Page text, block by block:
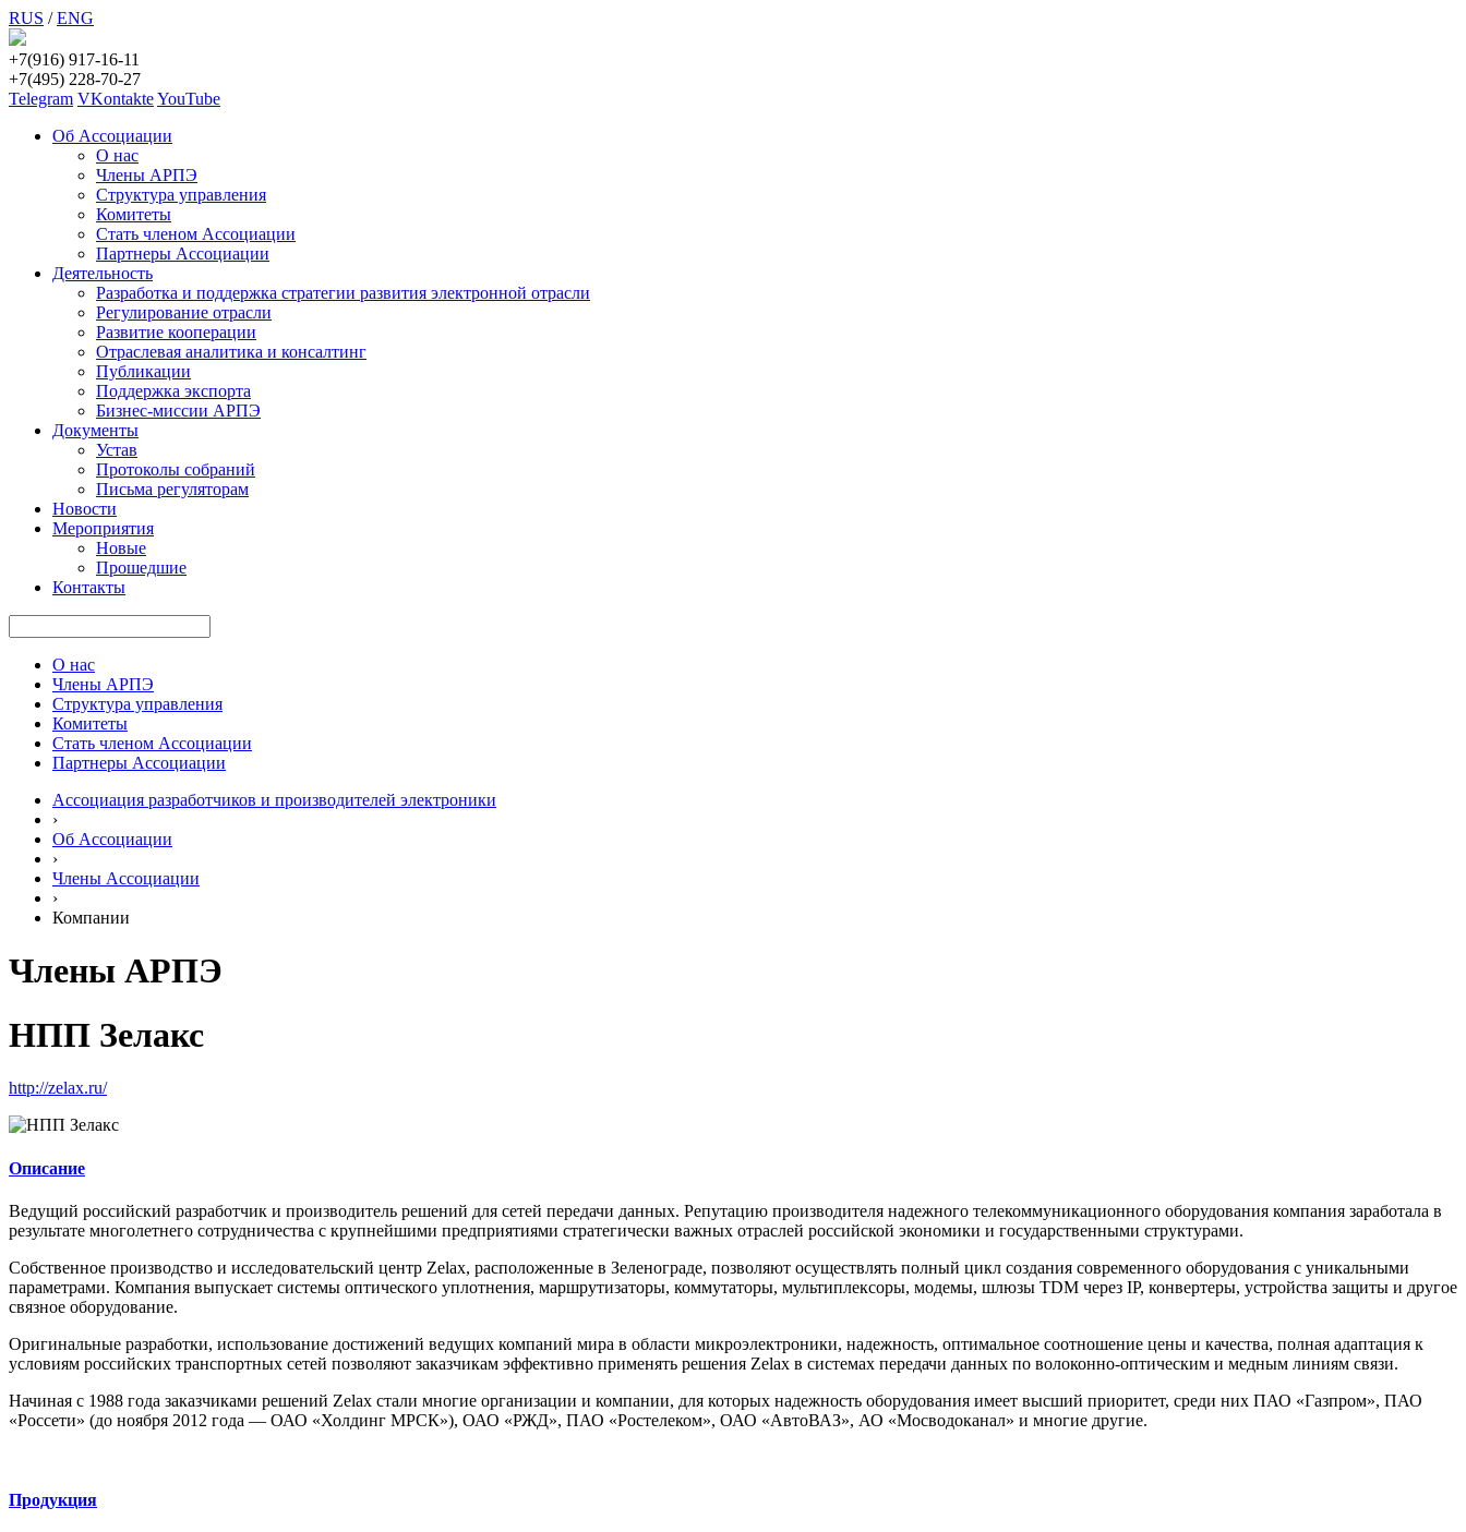
RUS /ENG
+7(916) 917-16-11
+7(495) 228-70-27
Telegram VKontakteYouTube
Об Ассоциации
О нас
Члены АРПЭ
Структура управления
Комитеты
Стать членом Ассоциации
Партнеры Ассоциации
Деятельность
Разработка и поддержка стратегии развития электронной отрасли
Регулирование отрасли
Развитие кооперации
Отраслевая аналитика и консалтинг
Публикации
Поддержка экспорта
Бизнес-миссии АРПЭ
Документы
Устав
Протоколы собраний
Письма регуляторам
Новости
Мероприятия
Новые
Прошедшие
Контакты
О нас
Члены АРПЭ
Структура управления
Комитеты
Стать членом Ассоциации
Партнеры Ассоциации
Ассоциация разработчиков и производителей электроники
›
Об Ассоциации
›
Члены Ассоциации
›
Компании
Члены АРПЭ
НПП Зелакс
http://zelax.ru/
Описание
Ведущий российский разработчик и производитель решений для сетей передачи данных. Репутацию производителя надежного телекоммуникационного оборудования компания заработала в
результате многолетнего сотрудничества с крупнейшими предприятиями стратегически важных отраслей российской экономики и государственными структурами.
Собственное производство и исследовательский центр Zelax, расположенные в Зеленограде, позволяют осуществлять полный цикл создания современного оборудования с уникальными
параметрами. Компания выпускает системы оптического уплотнения, маршрутизаторы, коммутаторы, мультиплексоры, модемы, шлюзы TDM через IP, конвертеры, устройства защиты и другое
связное оборудование.
Оригинальные разработки, использование достижений ведущих компаний мира в области микроэлектроники, надежность, оптимальное соотношение цены и качества, полная адаптация к
условиям российских транспортных сетей позволяют заказчикам эффективно применять решения Zelax в системах передачи данных по волоконно-оптическим и медным линиям связи.
Начиная с 1988 года заказчиками решений Zelax стали многие организации и компании, для которых надежность оборудования имеет высший приоритет, среди них ПАО «Газпром», ПАО
«Россети» (до ноября 2012 года — ОАО «Холдинг МРСК»), ОАО «РЖД», ПАО «Ростелеком», ОАО «АвтоВАЗ», АО «Мосводоканал» и многие другие.
Продукция